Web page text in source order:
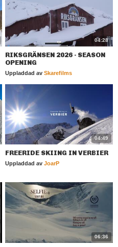
04:28
RIKSGRÄNSEN 2026 - SEASON
OPENING
Uppladdad av Skarefilms
04:49
FREERIDE SKIING IN VERBIER
Uppladdad av JoarP
06:36